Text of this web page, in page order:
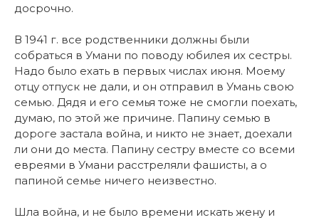
досрочно.
В 1941 г. все родственники должны были
собраться в Умани по поводу юбилея их сестры.
Надо было ехать в первых числах июня. Моему
отцу отпуск не дали, и он отправил в Умань свою
семью. Дядя и его семья тоже не смогли поехать,
думаю, по этой же причине. Папину семью в
дороге застала война, и никто не знает, доехали
ли они до места. Папину сестру вместе со всеми
евреями в Умани расстреляли фашисты, а о
папиной семье ничего неизвестно.
Шла война, и не было времени искать жену и